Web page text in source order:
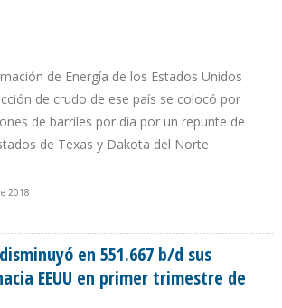
de Energía de los Estados Unidos
de crudo de ese país se colocó por
de barriles por día por un repunte de
de Texas y Dakota del Norte
2018
en 551.667 b/d sus
EEUU en primer trimestre de